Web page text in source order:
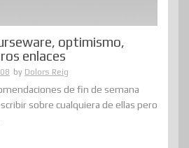
optimismo,
enlaces
by Dolors Reig
de fin de semana
sobre cualquiera de ellas pero